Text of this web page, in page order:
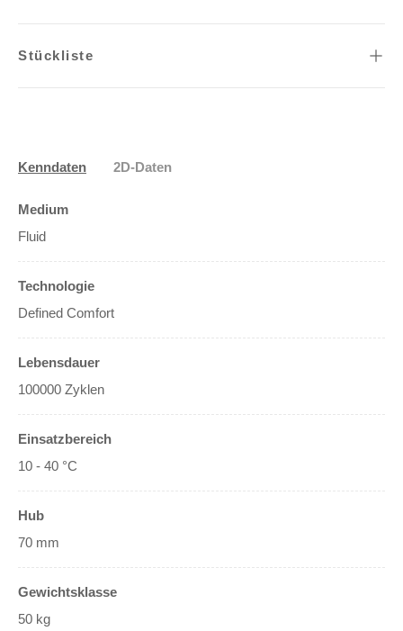
Stückliste
Kenndaten 2D-Daten
Medium
Fluid
Technologie
Defined Comfort
Lebensdauer
100000 Zyklen
Einsatzbereich
10 - 40 °C
Hub
70 mm
Gewichtsklasse
50 kg